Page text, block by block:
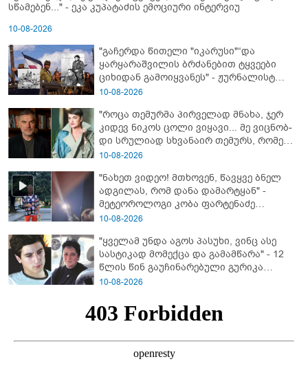
სწამებენ..." - ეკა კუპატაძის ემოციური ინტერვიუ
10-08-2026
"გაჩერდა წითელი "იკარუსი"“და
ყარყარაშვილის ბრძანებით ტყვეები
ციხიდან გამოიყვანეს" - ჟურნალისტ
თამრიკო მოლაშვილის თვალით
კითხვაზე: როგორ ექცეოდნენ
ქართველები ტყვეებს
10-08-2026
"როცა თემურმა პირველად მნახა, ჯერ
კიდევ ნიკოს ცოლი ვიყავი... მე ვიც­ნობ­
დი სრუ­ლი­ად სხვა­ნა­ირ თე­მურს, რო­მელ­
საც მა­შინ არც ბიზ­ნე­სი ჰქონ­და, არა­ფე­რი
თემურ უგულავაზე?
10-08-2026
"ნახეთ ვიდეო! მთხოვენ, წავყვე ბნელ
ადგილას, რომ დანა დამარტყან" -
მეტეოროლოგი კობა ფარტენაძე
ფარულად გადაღებულ კადრებს
10-08-2026
"ყველამ უნდა აგოს პასუხი, ვინც ასე
სასტიკად მომექცა და გამამწარა" - 12
წლის წინ გაუჩინარებული გურიკა
დადიანიძის ბურუსით მოცული საქმის
10-08-2026